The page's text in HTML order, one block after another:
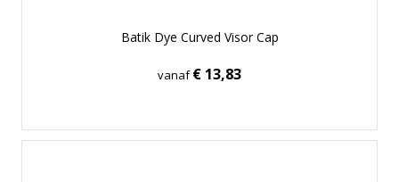
Batik Dye Curved Visor Cap
vanaf€ 13,83